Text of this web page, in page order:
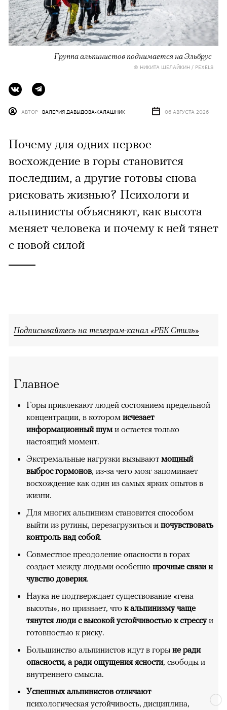
Группа альпинистов поднимается на Эльбрус
© НИКИТА ШЕЛАЙКИН / PEXELS
АВТОР ВАЛЕРИЯ ДАВЫДОВА-КАЛАШНИК 06 АВГУСТА 2026
Почему для одних первое
восхождение в горы становится
последним, а другие готовы снова
рисковать жизнью? Психологи и
альпинисты объясняют, как высота
меняет человека и почему к ней тянет
с новой силой
Подписывайтесь на телеграм-канал «РБК Стиль»
Главное
Горы привлекают людей состоянием предельной
концентрации, в котором исчезает
информационный шум и остается только
настоящий момент.
Экстремальные нагрузки вызывают мощный
выброс гормонов, из-за чего мозг запоминает
восхождение как один из самых ярких опытов в
жизни.
Для многих альпинизм становится способом
выйти из рутины, перезагрузиться и почувствовать
контроль над собой.
Совместное преодоление опасности в горах
создает между людьми особенно прочные связи и
чувство доверия.
Наука не подтверждает существование «гена
высоты», но признает, что к альпинизму чаще
тянутся люди с высокой устойчивостью к стрессуи
готовностью к риску.
Большинство альпинистов идут в горы не ради
опасности, а ради ощущения ясности, свободы и
внутреннего смысла.
Успешных альпинистов отличают
психологическая устойчивость, дисциплина,